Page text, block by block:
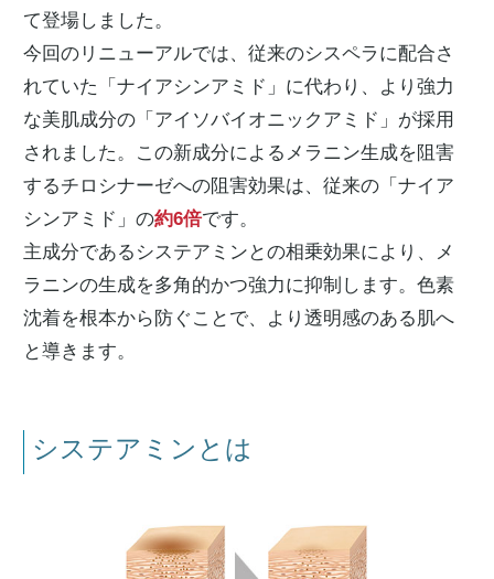
て登場しました。
今回のリニューアルでは、従来のシスペラに配合さ
れていた「ナイアシンアミド」に代わり、より強力
な美肌成分の「アイソバイオニックアミド」が採用
されました。この新成分によるメラニン生成を阻害
するチロシナーゼへの阻害効果は、従来の「ナイア
シンアミド」の約6倍です。
主成分であるシステアミンとの相乗効果により、メ
ラニンの生成を多角的かつ強力に抑制します。色素
沈着を根本から防ぐことで、より透明感のある肌へ
と導きます。
システアミンとは